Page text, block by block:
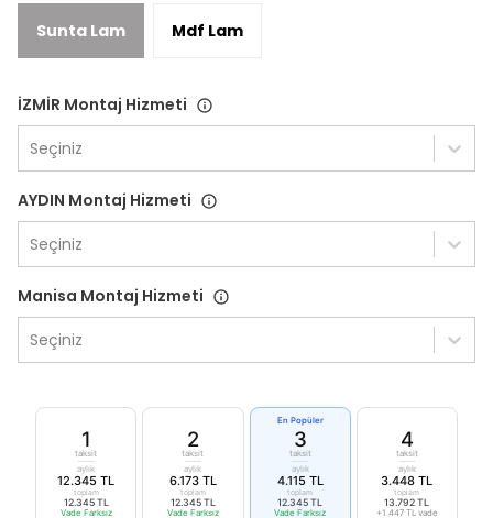
Sunta Lam Mdf Lam
İZMİR Montaj Hizmeti
Seçiniz
AYDIN Montaj Hizmeti
Seçiniz
Manisa Montaj Hizmeti
Seçiniz
1
taksit
aylık
12.345 TL
toplam
12.345 TL
Vade Farksız
2
taksit
aylık
6.173 TL
toplam
12.345 TL
Vade Farksız
En Popüler
3
taksit
aylık
4.115 TL
toplam
12.345 TL
Vade Farksız
4
taksit
aylık
3.448 TL
toplam
13.792 TL
+1.447 TL vade